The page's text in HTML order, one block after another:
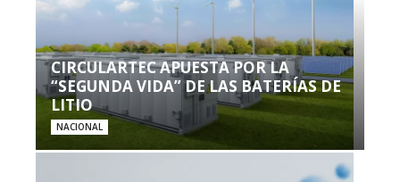
CIRCULARTEC APUESTA POR LA
“SEGUNDA VIDA” DE LAS BATERÍAS DE
LITIO
NACIONAL